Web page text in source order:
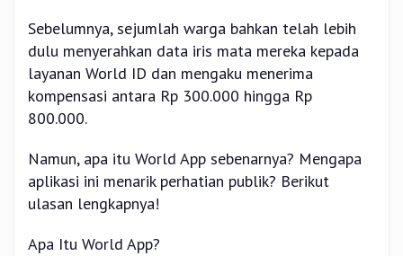
Sebelumnya, sejumlah warga bahkan telah lebih
dulu menyerahkan data iris mata mereka kepada
layanan World ID dan mengaku menerima
kompensasi antara Rp 300.000 hingga Rp
800.000.
Namun, apa itu World App sebenarnya? Mengapa
aplikasi ini menarik perhatian publik? Berikut
ulasan lengkapnya!
Apa Itu World App?